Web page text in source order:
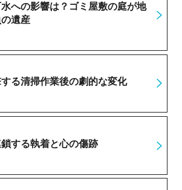
への影響は？ゴミ屋敷の庭が地
遺産
る清掃作業後の劇的な変化
する執着と心の傷跡